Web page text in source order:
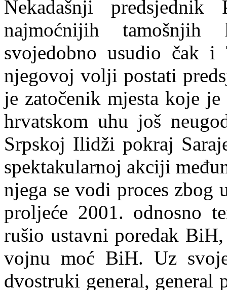
Nekadašnji predsjednik
najmoćnijih
svojedobno usudio čak
njegovoj volji postati
je zatočenik mjesta koje
hrvatskom uhu još
Srpskoj Ilidži pokraj
spektakularnoj akciji
njega se vodi proces zbog
proljeće 2001. odnosno
rušio ustavni poredak
vojnu moć BiH. Uz
dvostruki general,